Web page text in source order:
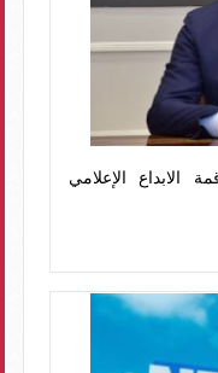
الابداع الإعلامي